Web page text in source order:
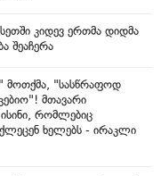
კიდევ ერთმა დიდმა
შეაჩერა
მოთქმა, "სასწრაფოდ
მთავარი
რომლებიც
ხელებს - ირაკლი